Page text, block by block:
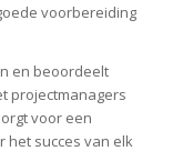
voorbereiding
en beoordeelt
projectmanagers
voor een
het succes van elk